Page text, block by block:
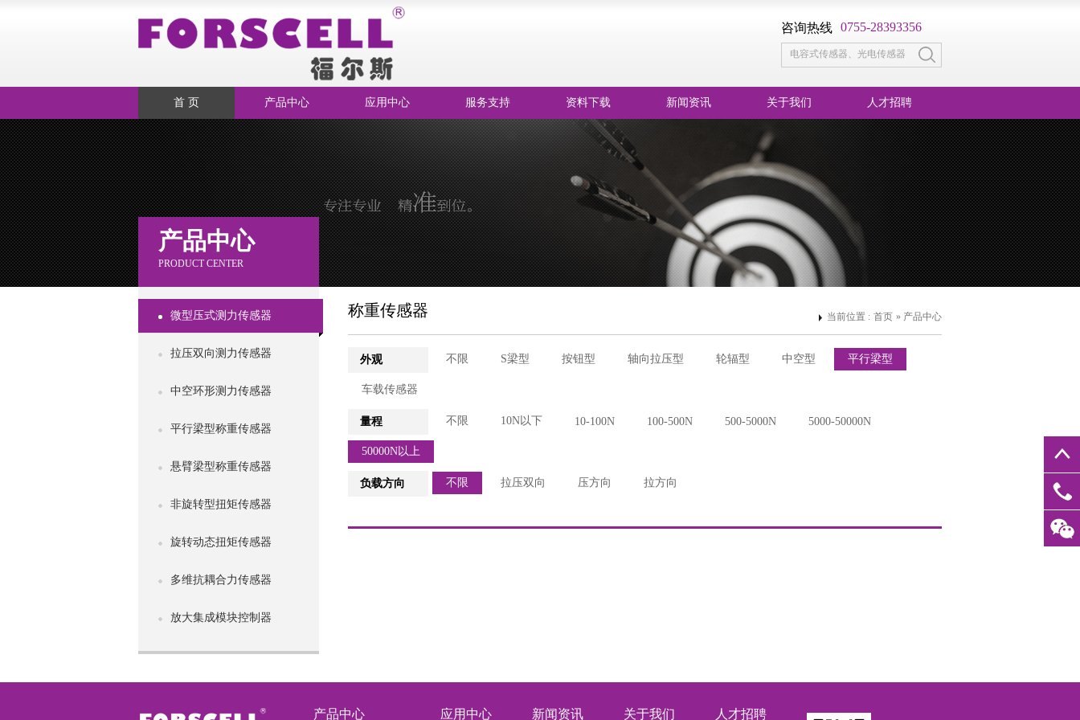
咨询热线 0755-28393356
首 页 产品中心 应用中心 服务支持 资料下载 新闻资讯 关于我们 人才招聘
产品中心
PRODUCT CENTER
微型压式测力传感器
拉压双向测力传感器
中空环形测力传感器
平行梁型称重传感器
悬臂梁型称重传感器
非旋转型扭矩传感器
旋转动态扭矩传感器
多维抗耦合力传感器
放大集成模块控制器
称重传感器 当前位置 : 首页 » 产品中心
外观 不限 S梁型 按钮型 轴向拉压型 轮辐型 中空型 平行梁型
车载传感器
量程 不限 10N以下 10-100N 100-500N 500-5000N 5000-50000N
50000N以上
负载方向 不限 拉压双向 压方向 拉方向
产品中心 应用中心 新闻资讯 关于我们 人才招聘